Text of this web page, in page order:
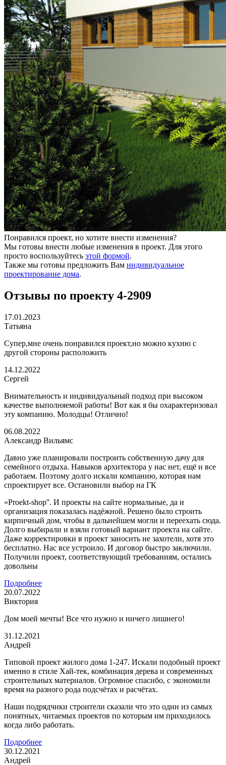
Понравился проект, но хотите внести изменения?
Мы готовы внести любые изменения в проект. Для этого
просто воспользуйтесь этой формой.
Также мы готовы предложить Вам индивидуальное
проектирование дома.
Отзывы по проекту 4-2909
17.01.2023
Татьяна
Супер,мне очень понравился проект,но можно кухню с
другой стороны расположить
14.12.2022
Сергей
Внимательность и индивидуальный подход при высоком
качестве выполняемой работы! Вот как я бы охарактеризовал
эту компанию. Молодцы! Отлично!
06.08.2022
Александр Вильямс
Давно уже планировали построить собственную дачу для
семейного отдыха. Навыков архитектора у нас нет, ещё и все
работаем. Поэтому долго искали компанию, которая нам
спроектирует все. Остановили выбор на ГК
«Proekt-shop''. И проекты на сайте нормальные, да и
организация показалась надёжной. Решено было строить
кирпичный дом, чтобы в дальнейшем могли и переехать сюда.
Долго выбирали и взяли готовый вариант проекта на сайте.
Даже корректировки в проект заносить не захотели, хотя это
бесплатно. Нас все устроило. И договор быстро заключили.
Получили проект, соответствующий требованиям, остались
довольны
Подробнее
20.07.2022
Виктория
Дом моей мечты! Все что нужно и ничего лишнего!
31.12.2021
Андрей
Типовой проект жилого дома 1-247. Искали подобный проект
именно в стиле Хай-тек, комбинация дерева и современных
строительных материалов. Огромное спасибо, с экономили
время на разного рода подсчётах и расчётах.
Наши подрядчики строители сказали что это один из самых
понятных, читаемых проектов по которым им приходилось
когда либо работать.
Подробнее
30.12.2021
Андрей